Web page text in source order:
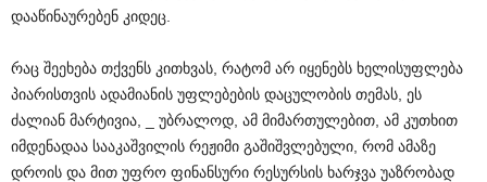
დააწინაურებენ კიდეც.
რაც შეეხება თქვენს კითხვას, რატომ არ იყენებს ხელისუფლება
პიარისთვის ადამიანის უფლებების დაცულობის თემას, ეს
ძალიან მარტივია, _ უბრალოდ, ამ მიმართულებით, ამ კუთხით
იმდენადაა სააკაშვილის რეჟიმი გაშიშვლებული, რომ ამაზე
დროის და მით უფრო ფინანსური რესურსის ხარჯვა უაზრობად